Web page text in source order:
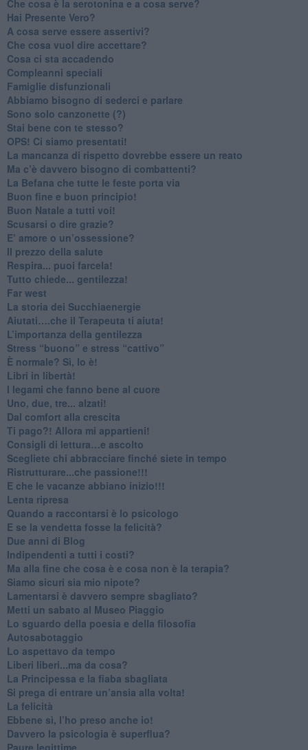
Che cosa è la serotonina e a cosa serve?
​Hai Presente Vero?
A cosa serve essere assertivi?
​Che cosa vuol dire accettare?
​Cosa ci sta accadendo
​Compleanni speciali
​Famiglie disfunzionali
​Abbiamo bisogno di sederci e parlare
Sono solo canzonette (?)
​Stai bene con te stesso?
​OPS! Ci siamo presentati!
​La mancanza di rispetto dovrebbe essere un reato
​Ma c’è davvero bisogno di combattenti?
​La Befana che tutte le feste porta via
Buon fine e buon principio!
​Buon Natale a tutti voi!
​Scusarsi o dire grazie?
​E’ amore o un’ossessione?
​Il prezzo della salute
​Respira... puoi farcela!
​Tutto chiede... gentilezza!
​Far west
​La storia dei Succhiaenergie
​Aiutati….che il Terapeuta ti aiuta!
​L’importanza della gentilezza
​Stress “buono” e stress “cattivo”
​È normale? Sì, lo è!
​Libri in libertà!
​I legami che fanno bene al cuore
Uno, due, tre... alzati!​
​Dal comfort alla crescita
​Ti pago?! Allora mi appartieni!​
​Consigli di lettura…e ascolto
​Scegliete chi abbracciare finché siete in tempo
​Ristrutturare...che passione!!!
​E che le vacanze abbiano inizio!!!
​Lenta ripresa
​Quando a raccontarsi è lo psicologo
​E se la vendetta fosse la felicità?
​Due anni di Blog
​Indipendenti a tutti i costi?
​Ma alla fine che cosa è e cosa non è la terapia?
​Siamo sicuri sia mio nipote?
​Lamentarsi è davvero sempre sbagliato?
​Metti un sabato al Museo Piaggio
​Lo sguardo della poesia e della filosofia
Autosabotaggio
​Lo aspettavo da tempo
​Liberi liberi...ma da cosa?
​La Principessa e la fiaba sbagliata
Si prega di entrare un’ansia alla volta!
​La felicità
​Ebbene sì, l’ho preso anche io!
​Davvero la psicologia è superflua?
Paure legittime